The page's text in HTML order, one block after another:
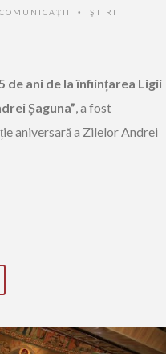
• ŞTIRI
de ani de la înființarea Ligii
Șaguna”, a fost
aniversară a Zilelor Andrei